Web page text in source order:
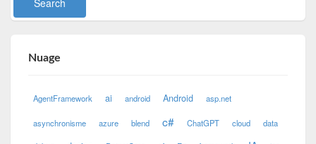
Nuage
AgentFramework ai android Android asp.net
asynchronisme azure blend c# ChatGPT cloud data